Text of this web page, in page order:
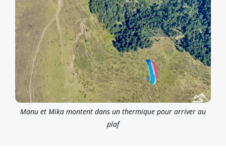
Manu et Mika montent dans un thermique pour arriver au
plaf